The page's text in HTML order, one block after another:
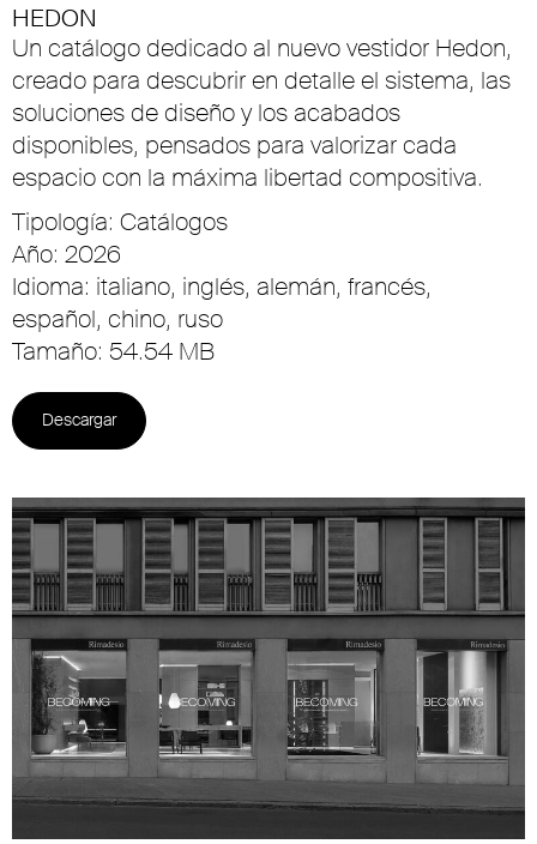
HEDON
Un catálogo dedicado al nuevo vestidor Hedon,
creado para descubrir en detalle el sistema, las
soluciones de diseño y los acabados
disponibles, pensados para valorizar cada
espacio con la máxima libertad compositiva.
Tipología: Catálogos
Año: 2026
Idioma: italiano, inglés, alemán, francés,
español, chino, ruso
Tamaño: 54.54 MB
Descargar